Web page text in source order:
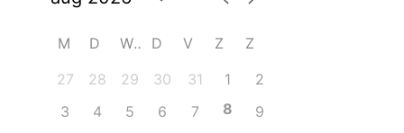
M D W D V Z
Z
27
28 29 30 31 1
2
3
4 5 6 7 8
9